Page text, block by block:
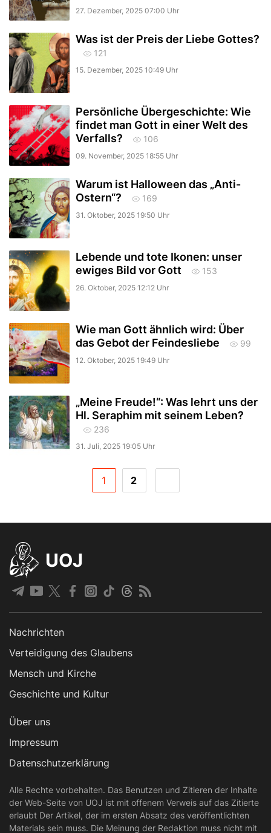
27. Dezember, 2025 07:00 Uhr
Was ist der Preis der Liebe Gottes?
121
15. Dezember, 2025 10:49 Uhr
Persönliche Übergeschichte: Wie
findet man Gott in einer Welt des
Verfalls?
106
09. November, 2025 18:55 Uhr
Warum ist Halloween das „Anti-
Ostern“?
169
31. Oktober, 2025 19:50 Uhr
Lebende und tote Ikonen: unser
ewiges Bild vor Gott
153
26. Oktober, 2025 12:12 Uhr
Wie man Gott ähnlich wird: Über
das Gebot der Feindesliebe
99
12. Oktober, 2025 19:49 Uhr
„Meine Freude!“: Was lehrt uns der
Hl. Seraphim mit seinem Leben?
236
31. Juli, 2025 19:05 Uhr
1 2
UOJ
Nachrichten
Verteidigung des Glaubens
Mensch und Kirche
Geschichte und Kultur
Über uns
Impressum
Datenschutzerklärung
Alle Rechte vorbehalten. Das Benutzen und Zitieren der Inhalte
der Web-Seite von UOJ ist mit offenem Verweis auf das Zitierte
erlaubt Der Artikel, der im ersten Absatz des veröffentlichten
Materials sein muss. Die Meinung der Redaktion muss nicht mit